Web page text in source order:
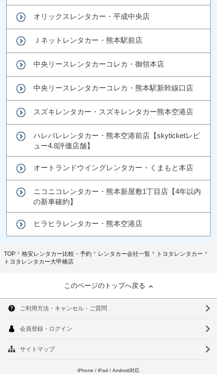
オリックスレンタカー・平成中央店
Ｊネットレンタカー・熊本駅前店
中央リースレンタカーコレカ・御領本店
中央リースレンタカーコレカ・熊本駅新幹線口店
スズキレンタカー・スズキレンタカー熊本空港店
ハレバレレンタカー・熊本空港前店【skyticketレビ
ュー4.8評価店舗】
オートランドウイングレンタカー・くまもと本店
ニコニコレンタカー・熊本新屋敷1丁目店【4年以内
の新車確約】
ヒラヒラレンタカー・熊本空港店
TOP 格安レンタカー比較・予約 レンタカー会社一覧
トヨタレンタカー
トヨタレンタカー大甲橋店
このページのトップへ戻る